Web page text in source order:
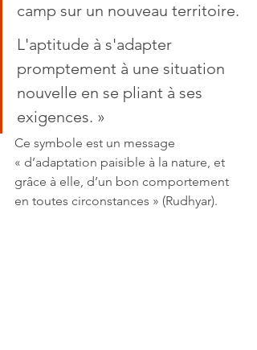
camp sur un nouveau territoire.
L'aptitude à s'adapter
promptement à une situation
nouvelle en se pliant à ses
exigences. »
Ce symbole est un message
« d’adaptation paisible à la nature, et
grâce à elle, d’un bon comportement
en toutes circonstances » (Rudhyar).